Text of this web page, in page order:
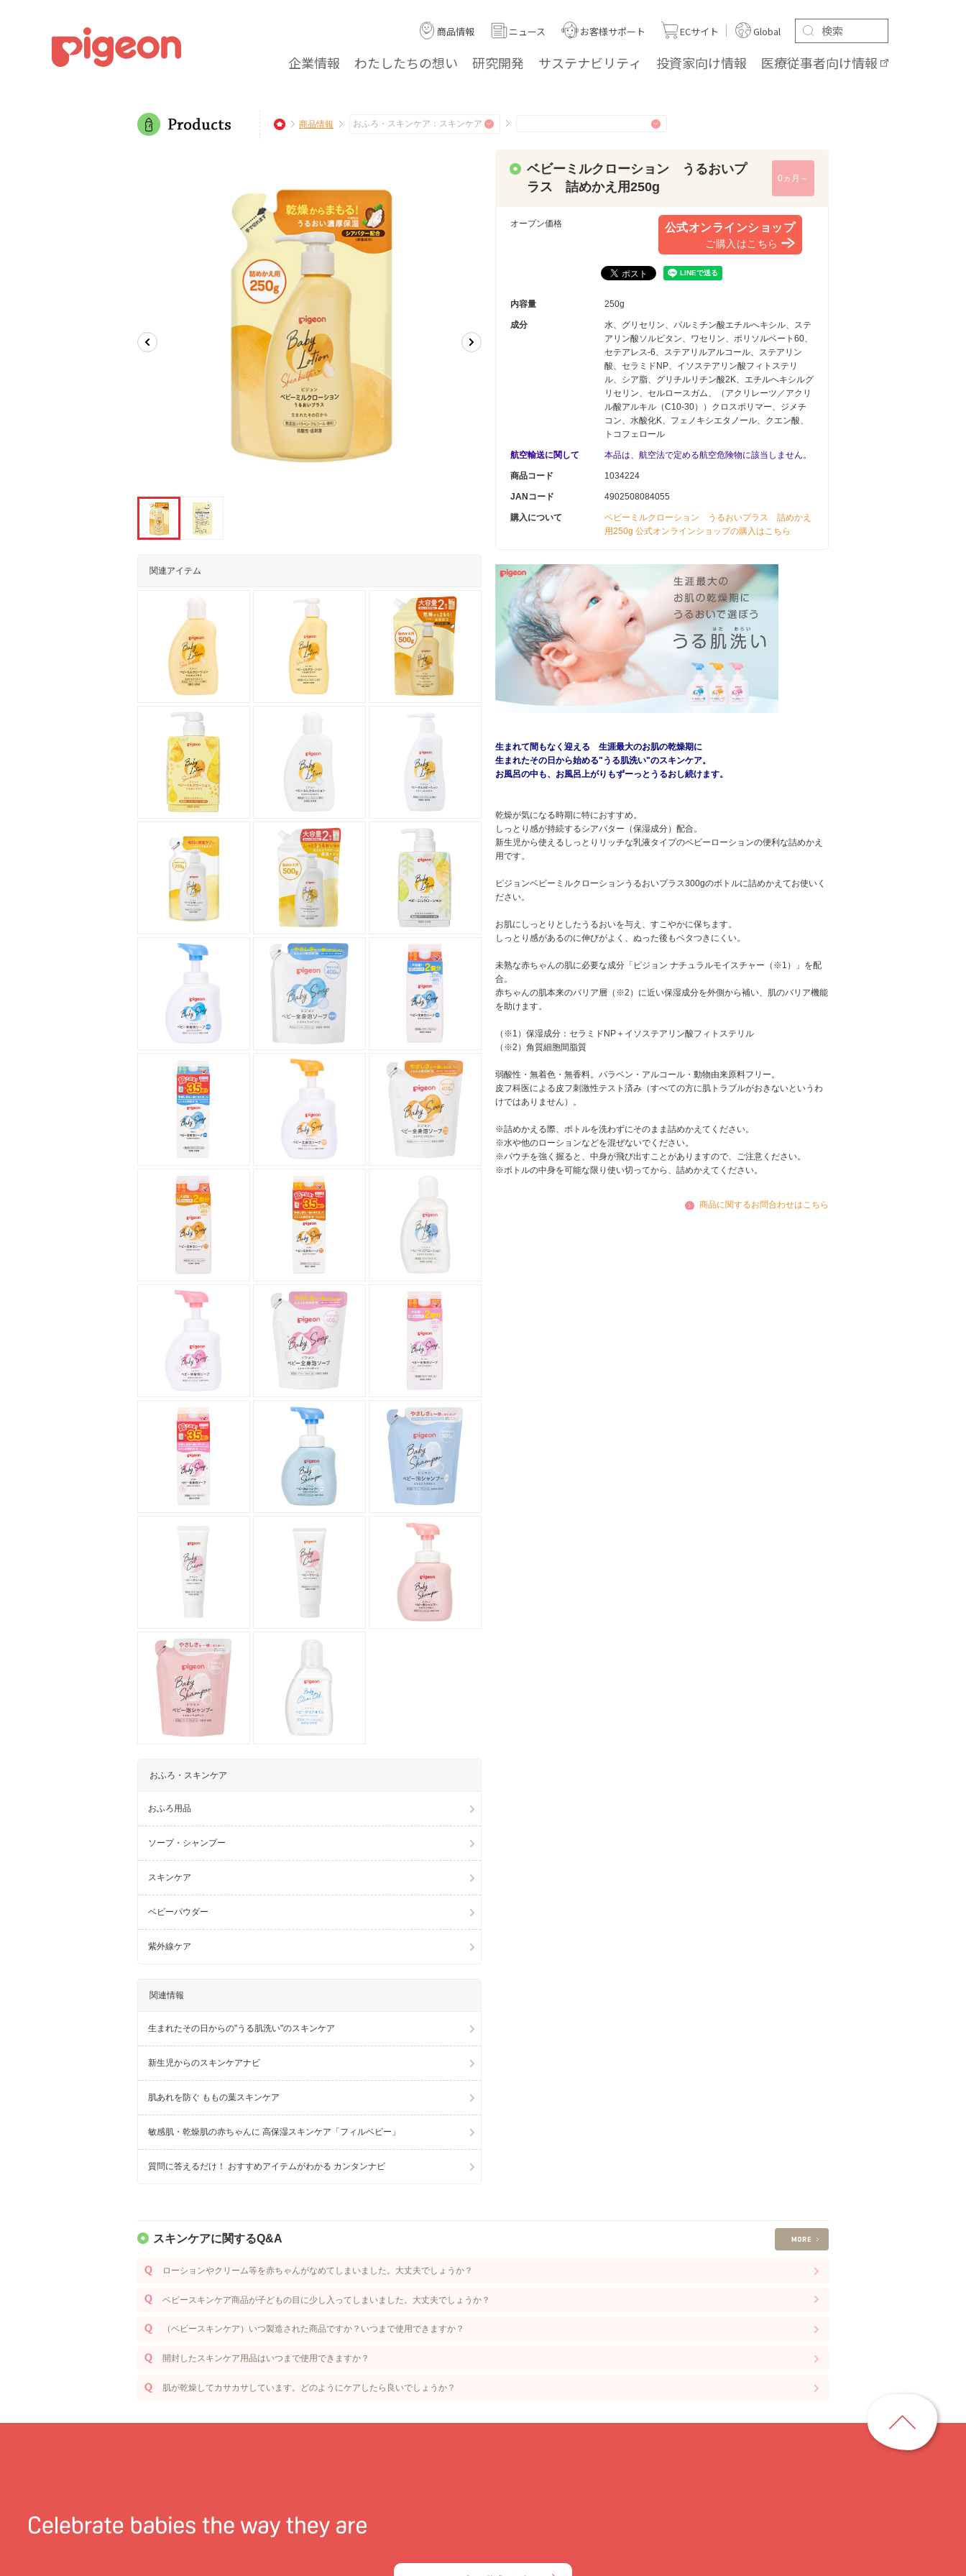
企業情報 わたしたちの想い 研究開発 サステナビリティ 投資家向け情報 医療従事者向け情報
商品情報 ニュース お客様サポート ECサイト Global
商品情報
関連アイテム
おふろ・スキンケア
おふろ用品
ソープ・シャンプー
スキンケア
ベビーパウダー
紫外線ケア
関連情報
生まれたその日からの"うる肌洗い"のスキンケア
新生児からのスキンケアナビ
肌あれを防ぐ ももの葉スキンケア
敏感肌・乾燥肌の赤ちゃんに 高保湿スキンケア「フィルベビー」
質問に答えるだけ！ おすすめアイテムがわかる カンタンナビ
ベビーミルクローション うるおいプ
ラス 詰めかえ用250g
0ヵ月～
オープン価格 公式オンラインショップ
ご購入はこちら
内容量 250g
成分
水、グリセリン、パルミチン酸エチルへキシル、ステ
アリン酸ソルビタン、ワセリン、ポリソルベート60、
セテアレス-6、ステアリルアルコール、ステアリン
酸、セラミドNP、イソステアリン酸フィトステリ
ル、シア脂、グリチルリチン酸2K、エチルへキシルグ
リセリン、セルロースガム、（アクリレーツ／アクリ
ル酸アルキル（C10-30））クロスポリマー、ジメチ
コン、水酸化K、フェノキシエタノール、クエン酸、
トコフェロール
航空輸送に関して 本品は、航空法で定める航空危険物に該当しません。
商品コード 1034224
JANコード 4902508084055
購入について
ベビーミルクローション うるおいプラス 詰めかえ
用250g 公式オンラインショップの購入はこちら
生まれて間もなく迎える 生涯最大のお肌の乾燥期に
生まれたその日から始める"うる肌洗い"のスキンケア。
お風呂の中も、お風呂上がりもずーっとうるおし続けます。
乾燥が気になる時期に特におすすめ。
しっとり感が持続するシアバター（保湿成分）配合。
新生児から使えるしっとりリッチな乳液タイプのベビーローションの便利な詰めかえ
用です。
ピジョンベビーミルクローションうるおいプラス300gのボトルに詰めかえてお使いく
ださい。
お肌にしっとりとしたうるおいを与え、すこやかに保ちます。
しっとり感があるのに伸びがよく、ぬった後もベタつきにくい。
未熟な赤ちゃんの肌に必要な成分「ピジョン ナチュラルモイスチャー（※1）」を配
合。
赤ちゃんの肌本来のバリア層（※2）に近い保湿成分を外側から補い、肌のバリア機能
を助けます。
（※1）保湿成分：セラミドNP＋イソステアリン酸フィトステリル
（※2）角質細胞間脂質
弱酸性・無着色・無香料。パラベン・アルコール・動物由来原料フリー。
皮フ科医による皮フ刺激性テスト済み（すべての方に肌トラブルがおきないというわ
けではありません）。
※詰めかえる際、ボトルを洗わずにそのまま詰めかえてください。
※水や他のローションなどを混ぜないでください。
※パウチを強く握ると、中身が飛び出すことがありますので、ご注意ください。
※ボトルの中身を可能な限り使い切ってから、詰めかえてください。
商品に関するお問合わせはこちら
スキンケアに関するQ&A
ローションやクリーム等を赤ちゃんがなめてしまいました。大丈夫でしょうか？
ベビースキンケア商品が子どもの目に少し入ってしまいました。大丈夫でしょうか？
（ベビースキンケア）いつ製造された商品ですか？いつまで使用できますか？
開封したスキンケア用品はいつまで使用できますか？
肌が乾燥してカサカサしています。どのようにケアしたら良いでしょうか？
ジ